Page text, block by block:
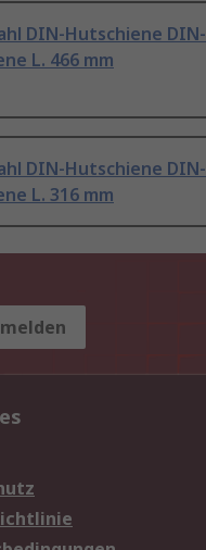
DIN-Hutschiene DIN-
L. 466 mm
DIN-Hutschiene DIN-
L. 316 mm